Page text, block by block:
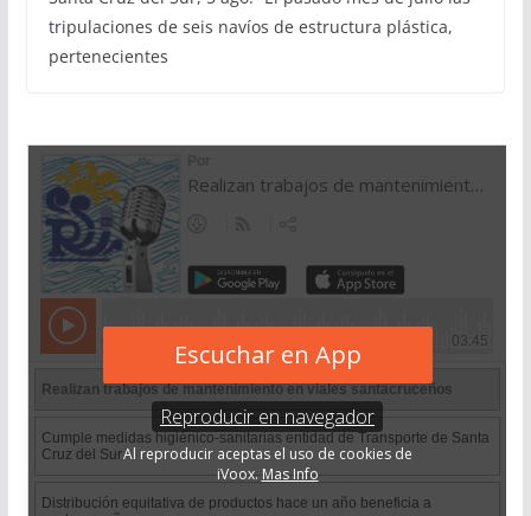
tripulaciones de seis navíos de estructura plástica,
pertenecientes